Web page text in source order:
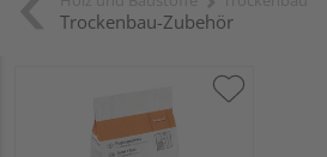
Trockenbau-Zubehör